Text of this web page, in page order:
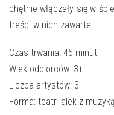
chętnie włączały się w
treści w nich zawarte.
Czas trwania: 45 minut
Wiek odbiorców: 3+
Liczba artystów: 3
Forma: teatr lalek z